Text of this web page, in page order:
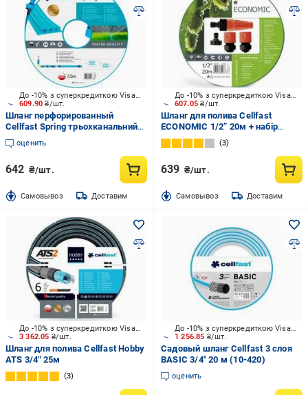
609.90₴/шт.
До -10% з суперкредиткою Visa Вигода
Шланг перфорированный
Cellfast Spring трьохканальний
7.5 м
оценить
642 ₴/шт.
Cамовывоз Доставим
607.05₴/шт.
До -10% з суперкредиткою Visa Вигода
Шланг для полива Cellfast
ECONOMIC 1/2” 20м + набір
фітингів
3
639 ₴/шт.
Cамовывоз Доставим
3 362.05 ₴/шт.
До -10% з суперкредиткою Visa Вигода
Шланг для полива Cellfast Hobby
ATS 3/4'' 25м
3
1 256.85 ₴/шт.
До -10% з суперкредиткою Visa Вигода
Садовый шланг Cellfast 3 слоя
BASIC 3/4" 20 м (10-420)
оценить